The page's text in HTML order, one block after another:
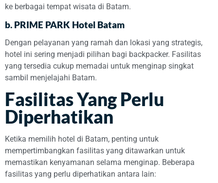
ke berbagai tempat wisata di Batam.
b. PRIME PARK Hotel Batam
Dengan pelayanan yang ramah dan lokasi yang strategis,
hotel ini sering menjadi pilihan bagi backpacker. Fasilitas
yang tersedia cukup memadai untuk menginap singkat
sambil menjelajahi Batam.
Fasilitas Yang Perlu
Diperhatikan
Ketika memilih hotel di Batam, penting untuk
mempertimbangkan fasilitas yang ditawarkan untuk
memastikan kenyamanan selama menginap. Beberapa
fasilitas yang perlu diperhatikan antara lain: